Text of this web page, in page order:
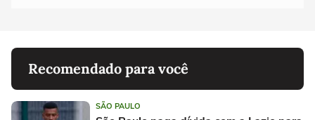
Recomendado para você
SÃO PAULO